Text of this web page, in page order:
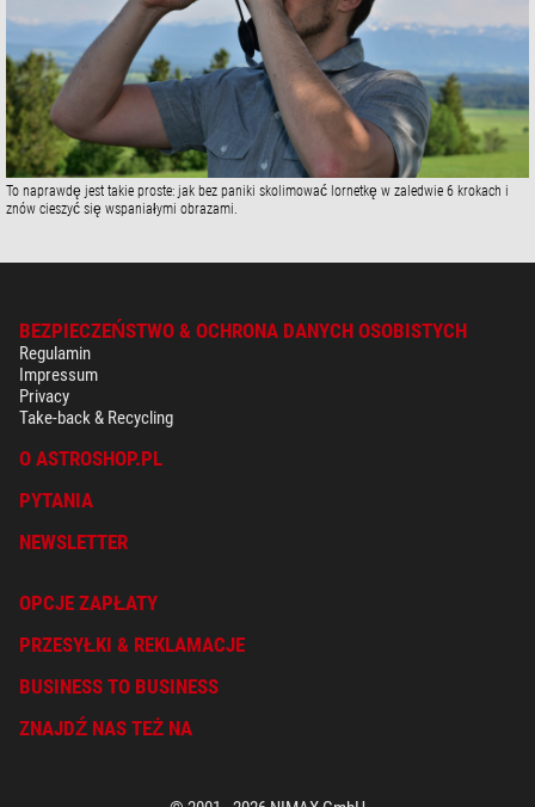
To naprawdę jest takie proste: jak bez paniki skolimować lornetkę w zaledwie 6 krokach i
znów cieszyć się wspaniałymi obrazami.
BEZPIECZEŃSTWO & OCHRONA DANYCH OSOBISTYCH
Regulamin
Impressum
Privacy
Take-back & Recycling
O ASTROSHOP.PL
PYTANIA
NEWSLETTER
OPCJE ZAPŁATY
PRZESYŁKI & REKLAMACJE
BUSINESS TO BUSINESS
ZNAJDŹ NAS TEŻ NA